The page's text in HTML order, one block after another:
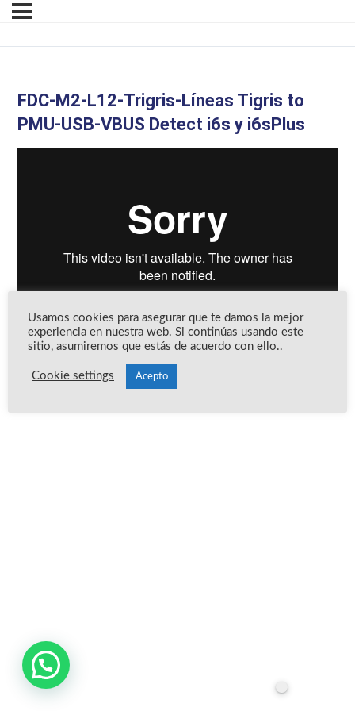
FDC-M2-L12-Trigris-Líneas Tigris to
PMU-USB-VBUS Detect i6s y i6sPlus
Usamos cookies para asegurar que te damos la mejor
experiencia en nuestra web. Si continúas usando este
sitio, asumiremos que estás de acuerdo con ello..
Cookie settings Acepto